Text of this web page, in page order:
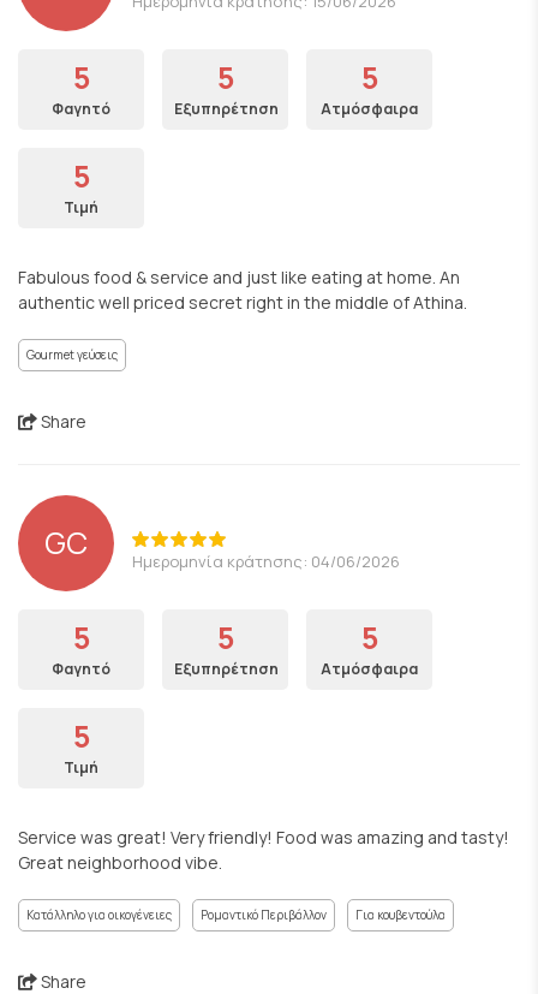
5
Φαγητό
5
Εξυπηρέτηση
5
Ατμόσφαιρα
5
Τιμή
Fabulous food & service and just like eating at home. An
authentic well priced secret right in the middle of Athina.
Gourmet γεύσεις
Share
GC Ημερομηνία κράτησης: 04/06/2026
5
Φαγητό
5
Εξυπηρέτηση
5
Ατμόσφαιρα
5
Τιμή
Service was great! Very friendly! Food was amazing and tasty!
Great neighborhood vibe.
Κατάλληλο για οικογένειες Ρομαντικό Περιβάλλον Για κουβεντούλα
Share